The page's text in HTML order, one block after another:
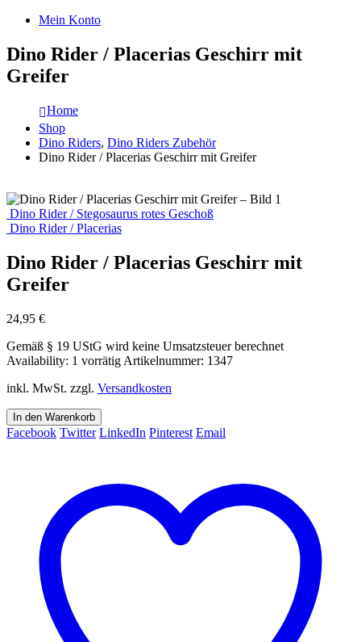
Mein Konto
Dino Rider / Placerias Geschirr mit
Greifer
Home
Shop
Dino Riders, Dino Riders Zubehör
Dino Rider / Placerias Geschirr mit Greifer
Dino Rider / Stegosaurus rotes Geschoß
Dino Rider / Placerias
Dino Rider / Placerias Geschirr mit
Greifer
24,95 €
Gemäß § 19 UStG wird keine Umsatzsteuer berechnet
Availability: 1 vorrätig Artikelnummer: 1347
inkl. MwSt. zzgl. Versandkosten
In den Warenkorb
Facebook Twitter LinkedIn Pinterest Email